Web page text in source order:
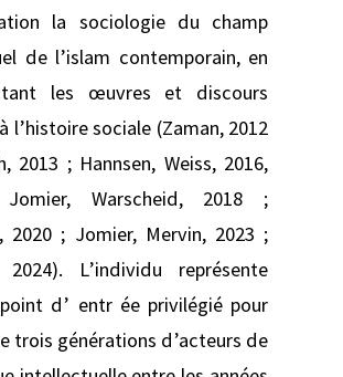
la sociologie du champ
de l’islam contemporain, en
les œuvres et discours
l’histoire sociale (Zaman, 2012
2013 ; Hannsen, Weiss, 2016,
Warscheid, 2018 ;
2020 ; Jomier, Mervin, 2023 ;
2024). L’individu représente
d’ entr ée privilégié pour
trois générations d’acteurs de